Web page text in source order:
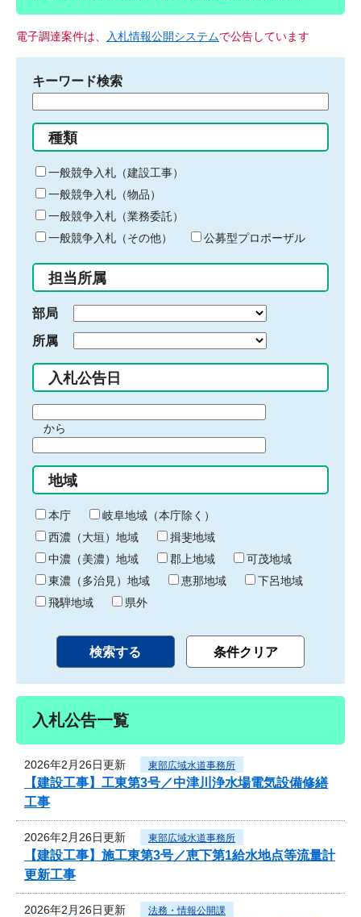
電子調達案件は、 入札情報公開システムで公告しています
キーワード検索
る
キ
ー
ワ
ー
ド
入
力
種類
一般競争入札（建設工事）
一般競争入札（物品）
一般競争入札（業務委託）
一般競争入札（その他）
公募型プロポーザル
担当所属
部局
所属
入札公告日
間
始
り
から
間
終
わ
り
地域
本庁
岐阜地域（本庁除く）
西濃（大垣）地域
揖斐地域
中濃（美濃）地域
郡上地域
可茂地域
東濃（多治見）地域
恵那地域
下呂地域
飛騨地域
県外
入札公告一覧
2026年2月26日更新 東部広域水道事務所
【建設工事】工東第3号／中津川浄水場電気設備修繕
工事
2026年2月26日更新 東部広域水道事務所
【建設工事】施工東第3号／恵下第1給水地点等流量計
更新工事
2026年2月26日更新 法務・情報公開課